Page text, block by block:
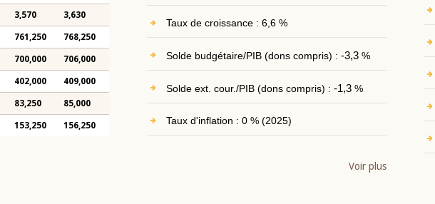
3,570 3,630
761,250 768,250
700,000 706,000
402,000 409,000
83,250 85,000
153,250 156,250
Taux de croissance : 6,6 %
Solde budgétaire/PIB (dons compris) : -3,3%
Solde ext. cour./PIB (dons compris) : -1,3%
Taux d'inflation : 0 % (2025)
Voir plus